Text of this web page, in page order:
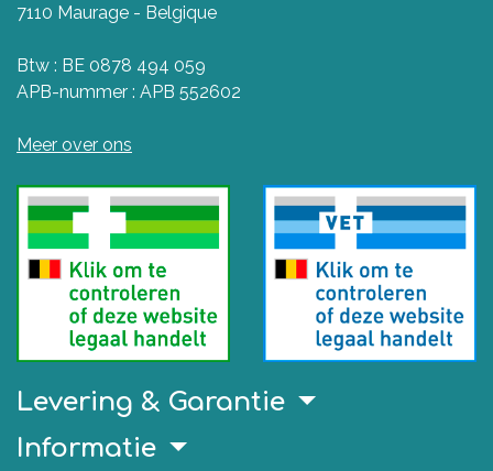
7110 Maurage - Belgique
Btw : BE 0878 494 059
APB-nummer : APB 552602
Meer over ons
Levering & Garantie
Informatie